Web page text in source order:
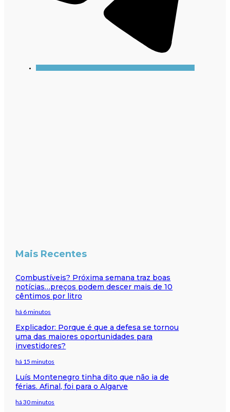
Mais Recentes
Combustíveis? Próxima semana traz boas
notícias…preços podem descer mais de 10
cêntimos por litro
há 6 minutos
Explicador: Porque é que a defesa se tornou
uma das maiores oportunidades para
investidores?
há 15 minutos
Luís Montenegro tinha dito que não ia de
férias. Afinal, foi para o Algarve
há 30 minutos